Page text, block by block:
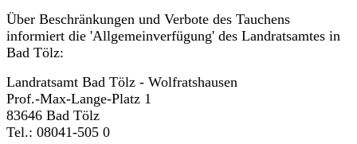
Über Beschränkungen und Verbote des Tauchens
informiert die 'Allgemeinverfügung' des Landratsamtes in
Bad Tölz:
Landratsamt Bad Tölz - Wolfratshausen
Prof.-Max-Lange-Platz 1
83646 Bad Tölz
Tel.: 08041-505 0